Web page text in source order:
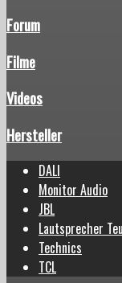
Forum
Filme
Videos
Hersteller
DALI
Monitor Audio
JBL
Lautsprecher
Technics
TCL